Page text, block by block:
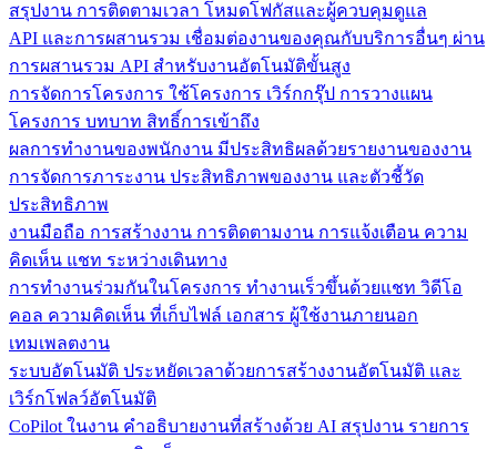
สรุปงาน การติดตามเวลา โหมดโฟกัสและผู้ควบคุมดูแล
API และการผสานรวม เชื่อมต่องานของคุณกับบริการอื่นๆ ผ่าน
การผสานรวม API สำหรับงานอัตโนมัติขั้นสูง
การจัดการโครงการ ใช้โครงการ เวิร์กกรุ๊ป การวางแผน
โครงการ บทบาท สิทธิ์การเข้าถึง
ผลการทำงานของพนักงาน มีประสิทธิผลด้วยรายงานของงาน
การจัดการภาระงาน ประสิทธิภาพของงาน และตัวชี้วัด
ประสิทธิภาพ
งานมือถือ การสร้างงาน การติดตามงาน การแจ้งเตือน ความ
คิดเห็น แชท ระหว่างเดินทาง
การทำงานร่วมกันในโครงการ ทํางานเร็วขึ้นด้วยแชท วิดีโอ
คอล ความคิดเห็น ที่เก็บไฟล์ เอกสาร ผู้ใช้งานภายนอก
เทมเพลตงาน
ระบบอัตโนมัติ ประหยัดเวลาด้วยการสร้างงานอัตโนมัติ และ
เวิร์กโฟลว์อัตโนมัติ
CoPilot ในงาน คำอธิบายงานที่สร้างด้วย AI สรุปงาน รายการ